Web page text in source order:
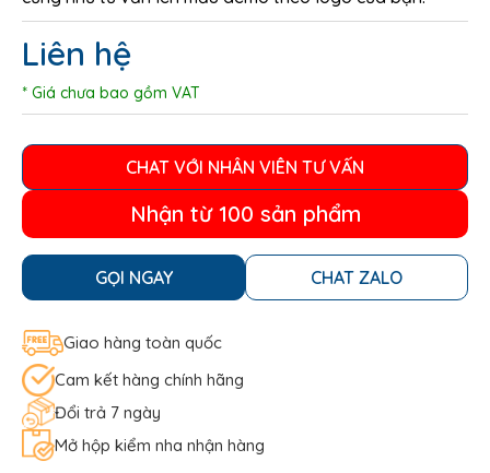
Liên hệ
* Giá chưa bao gồm VAT
CHAT VỚI NHÂN VIÊN TƯ VẤN
Nhận từ 100 sản phẩm
GỌI NGAY CHAT ZALO
Giao hàng toàn quốc
Cam kết hàng chính hãng
Đổi trả 7 ngày
Mở hộp kiểm nha nhận hàng